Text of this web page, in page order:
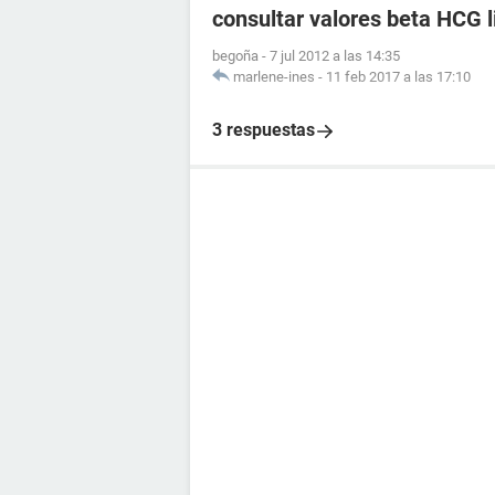
consultar valores beta HCG
begoña - 7 jul 2012 a las 14:35
marlene-ines - 11 feb 2017 a las 17:10
3 respuestas